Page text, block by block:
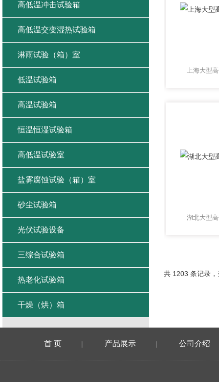
上海大型
湖北大型
共 1203 条记录
高低温冲击试验箱
高低温交变湿热试验箱
淋雨试验（箱）室
低温试验箱
高温试验箱
恒温恒湿试验箱
高低温试验室
盐雾腐蚀试验（箱）室
砂尘试验箱
光伏试验设备
三综合试验箱
热老化试验箱
干燥（烘）箱
首 页 | 产品展示 | 公司介绍